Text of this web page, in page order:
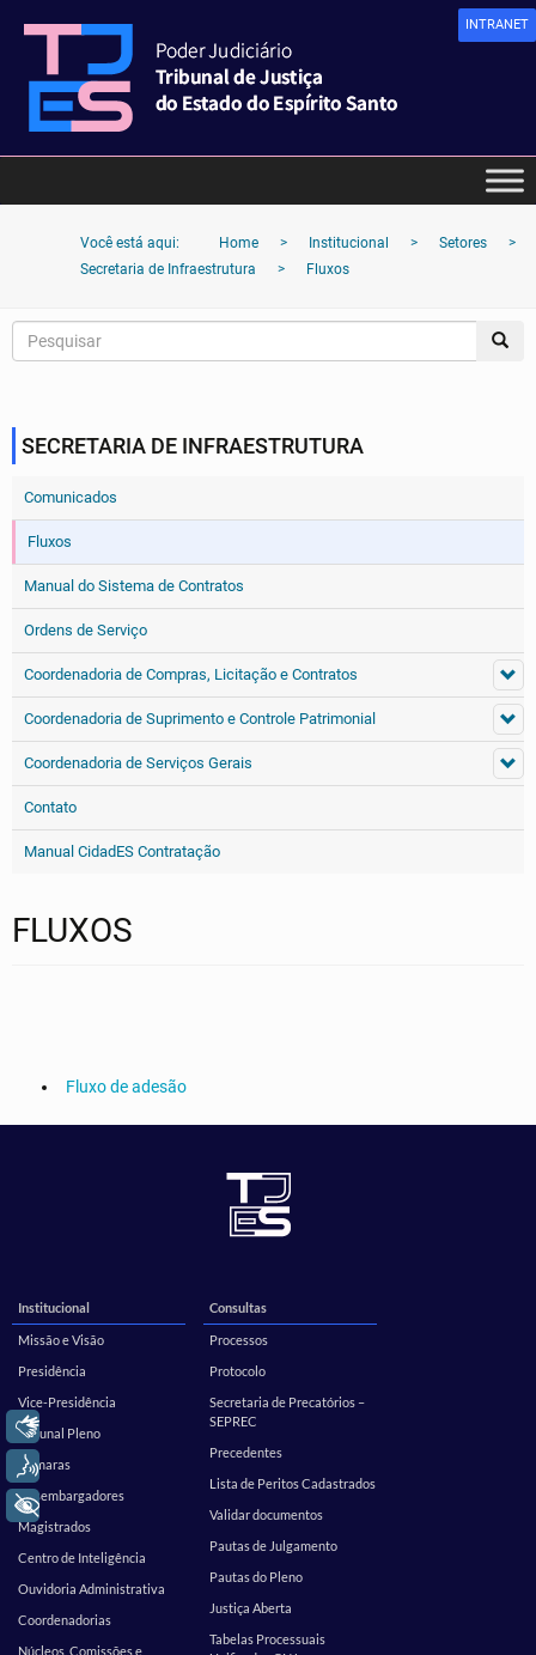
INTRANET
Você está aqui: Home > Institucional > Setores
>
Secretaria de Infraestrutura
> Fluxos
SECRETARIA DE INFRAESTRUTURA
Comunicados
Fluxos
Manual do Sistema de Contratos
Ordens de Serviço
Coordenadoria de Compras, Licitação e Contratos
Coordenadoria de Suprimento e Controle Patrimonial
Coordenadoria de Serviços Gerais
Contato
Manual CidadES Contratação
FLUXOS
Fluxo de adesão
Institucional
Missão e Visão
Presidência
Vice-Presidência
Tribunal Pleno
Câmaras
Desembargadores
Magistrados
Centro de Inteligência
Ouvidoria Administrativa
Coordenadorias
Núcleos, Comissões e
Consultas
Processos
Protocolo
Secretaria de Precatórios –
SEPREC
Precedentes
Lista de Peritos Cadastrados
Validar documentos
Pautas de Julgamento
Pautas do Pleno
Justiça Aberta
Tabelas Processuais
Libras
Voz
+ Acessibilidade